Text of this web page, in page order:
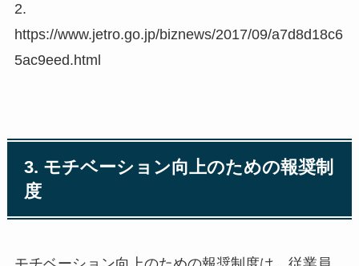
2.
https://www.jetro.go.jp/biznews/2017/09/a7d8d18c6
5ac9eed.html
3. モチベーション向上のための報奨制
度